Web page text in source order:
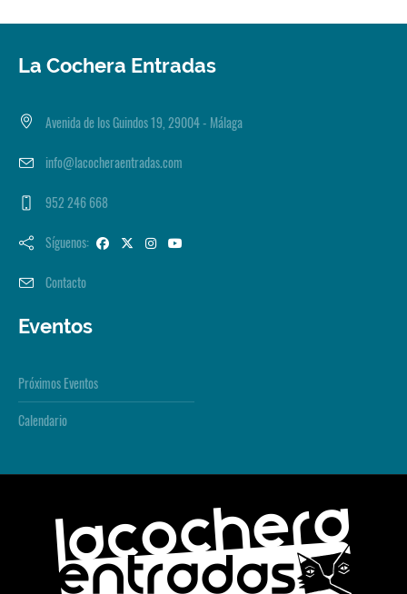
La Cochera Entradas
Avenida de los Guindos 19, 29004 - Málaga
info@lacocheraentradas.com
952 246 668
Síguenos:
Contacto
Eventos
Próximos Eventos
Calendario